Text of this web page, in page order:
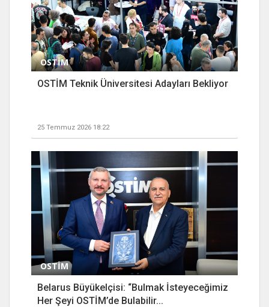
OSTİM
OSTİM Teknik Üniversitesi Adayları Bekliyor
25 Temmuz 2026 18:22
OSTİM
Belarus Büyükelçisi: “Bulmak İsteyeceğimiz
Her Şeyi OSTİM’de Bulabilir...